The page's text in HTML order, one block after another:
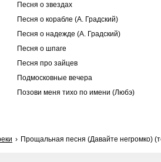
Песня о звездах
Песня о корабле (А. Градский)
Песня о надежде (А. Градский)
Песня о шпаге
Песня про зайцев
Подмосковные вечера
Позови меня тихо по имени (Любэ)
Прощальная песня (Давайте негромко)